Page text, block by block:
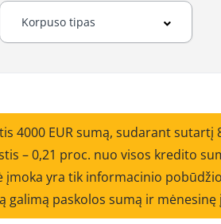
4000 EUR sumą, sudarant
– 0,21 proc. nuo visos kredito
įmoka yra tik informacinio
galimą paskolos sumą ir